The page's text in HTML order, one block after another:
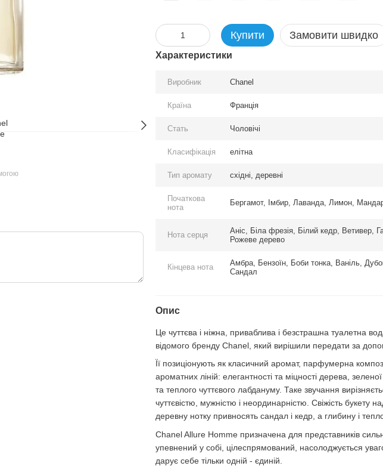
Купити Замовити швидко
Характеристики
Виробник Chanel
Країна Франція
Стать Чоловічі
Класифікація елітна
Тип аромату східні, деревні
Початкова
нота
Бергамот, Імбир, Лаванда, Лимон,
Нота серця
Аніс, Біла фрезія, Білий кедр, Ветивер,
Рожеве дерево
Кінцева нота
Амбра, Бензоїн, Боби тонка, Ваніль,
Сандал
Опис
Це чуттєва і ніжна, приваблива і безстрашна туалетна
відомого бренду Chanel, який вирішили передати за
Її позиціонують як класичний аромат, парфумерна
ароматних ліній: елегантності та міцності дерева,
та теплого чуттєвого лабдануму. Таке звучання
чуттєвістю, мужністю і неординарністю. Свіжість букету
деревну нотку привносять сандал і кедр, а глибину і
Chanel Allure Homme призначена для представників
упевнений у собі, цілеспрямований, насолоджується
дарує себе тільки одній - єдиній.